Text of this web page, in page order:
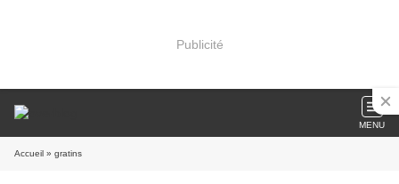
Publicité
MENU
Accueil » gratins